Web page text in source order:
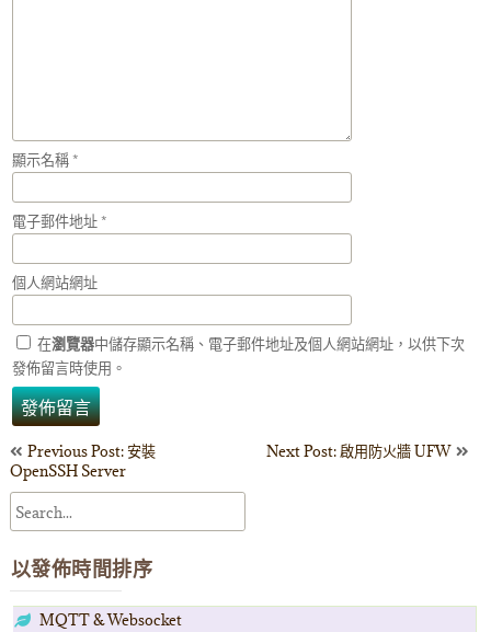
顯示名稱*
電子郵件地址*
個人網站網址
在瀏覽器中儲存顯示名稱、電子郵件地址及個人網站網址，以供下次
發佈留言時使用。
文
章
導
覽
Previous Post: 安裝
OpenSSH Server
Next Post: 啟用防火牆 UFW
以發佈時間排序
MQTT & Websocket